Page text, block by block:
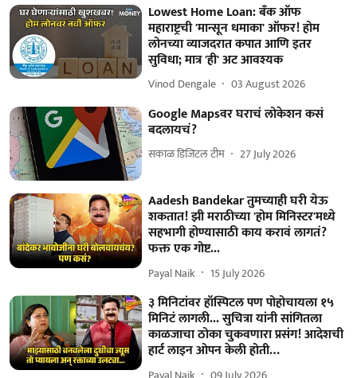
Lowest Home Loan: बँक ऑफ
महाराष्ट्रची 'मान्सून धमाका' ऑफर! होम
लोनच्या व्याजदरात कपात आणि इतर
सुविधा; मात्र 'ही' अट आवश्यक
Vinod Dengale 03 August 2026
Google Mapsवर घराचं लोकेशन कसं
बदलायचं?
सकाळ डिजिटल टीम 27 July 2026
Aadesh Bandekar तुमच्याही घरी येऊ
शकतात! झी मराठीच्या 'होम मिनिस्टर'मध्ये
सहभागी होण्यासाठी काय करावं लागतं?
फक्त एक गोष्ट...
Payal Naik 15 July 2026
३ मिनिटांवर हॉस्पिटल पण पोहोचायला १५
मिनिटं लागली... सुचित्रा यांनी सांगितला
काळजाचा ठोका चुकवणारा प्रसंग! आदेशची
हार्ट लाइन ओपन केली होती…